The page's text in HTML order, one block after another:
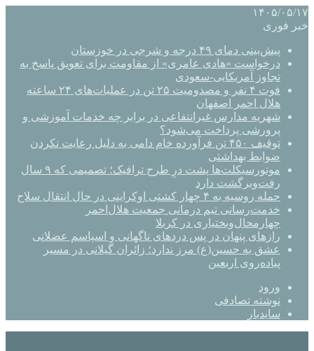
۱۴۰۵/۰۵/۱۷
خبر فوری
پیش‌بینی دمای ۴۹ درجه و شرجی در خوزستان
درخواست «هادی عامری» از مقاومت برای تعویق پاسخ به
تجاوز آمریکایی-سعودی
فوت ۴ نفر و مصدومیت ۲۵ تن در عملیات‌های ۲۴ ساعته
هلال احمر اصفهان
شهریه مدارس غیرانتفاعی در برابر چه خدمات آموزشی و
پرورشی پرداخت می‌شود؟
توقیف ۴۵۰ تن فرآورده خام دامی به دلیل رعایت نکردن
ضوابط بهداشتی
موتورسیکلت‌ها پشت درِ طرح ترافیک؛ تصمیمی که ۹ سال
رفت‌وبرگشت دارد
حمله روسیه به ۴ چهار کشتی اوکراینی در حال انتقال سلاح
خدمت‌رسانی تیم درمانی جمعیت هلال‌احمر
چهارمحال‌وبختیاری در کربلا
رازهای پنهان در پس دردهای ناگهانی و اسپاسم عضلانی
عشق به حسین(ع) مرز ندارد؛ زائران گیلانی در مسیر
پیاده‌روی اربعین
ورود
نوشته تصادفی
سایدبار